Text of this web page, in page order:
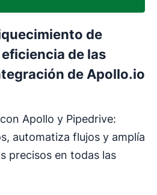
de
de las
de Apollo.io
Apollo y Pipedrive:
automatiza flujos y amplía
precisos en todas las